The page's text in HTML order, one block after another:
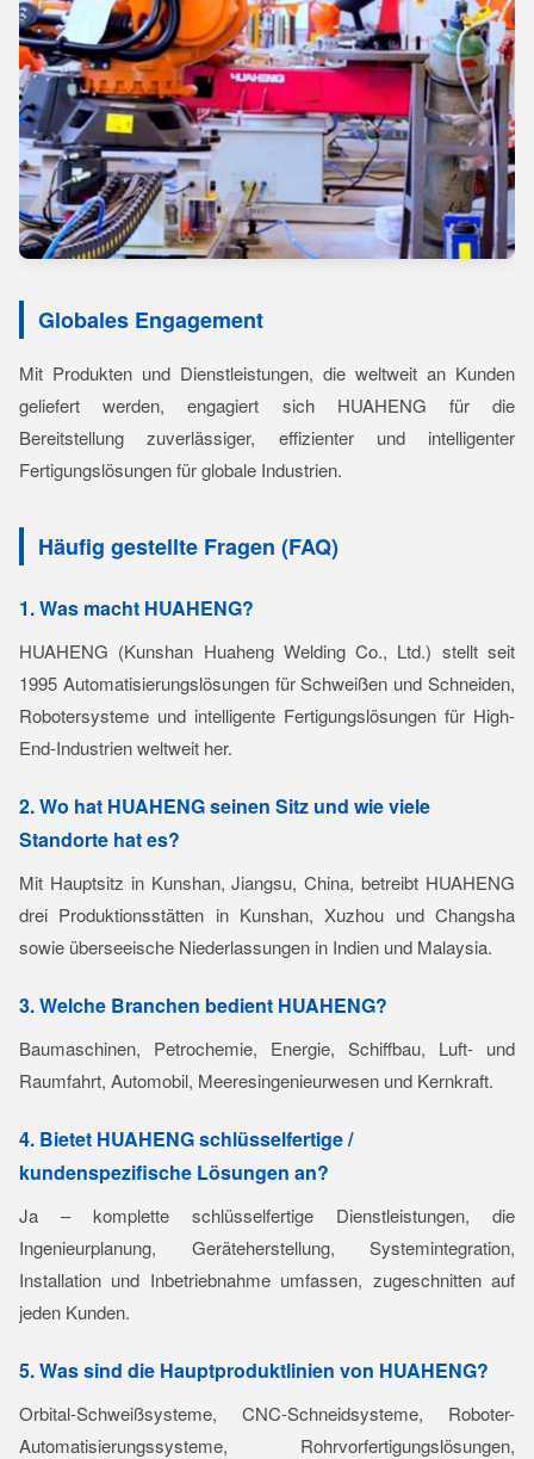
Globales Engagement
Mit Produkten und Dienstleistungen, die weltweit an Kunden
geliefert werden, engagiert sich HUAHENG für die
Bereitstellung zuverlässiger, effizienter und intelligenter
Fertigungslösungen für globale Industrien.
Häufig gestellte Fragen (FAQ)
1. Was macht HUAHENG?
HUAHENG (Kunshan Huaheng Welding Co., Ltd.) stellt seit
1995 Automatisierungslösungen für Schweißen und Schneiden,
Robotersysteme und intelligente Fertigungslösungen für High-
End-Industrien weltweit her.
2. Wo hat HUAHENG seinen Sitz und wie viele
Standorte hat es?
Mit Hauptsitz in Kunshan, Jiangsu, China, betreibt HUAHENG
drei Produktionsstätten in Kunshan, Xuzhou und Changsha
sowie überseeische Niederlassungen in Indien und Malaysia.
3. Welche Branchen bedient HUAHENG?
Baumaschinen, Petrochemie, Energie, Schiffbau, Luft- und
Raumfahrt, Automobil, Meeresingenieurwesen und Kernkraft.
4. Bietet HUAHENG schlüsselfertige /
kundenspezifische Lösungen an?
Ja – komplette schlüsselfertige Dienstleistungen, die
Ingenieurplanung, Geräteherstellung, Systemintegration,
Installation und Inbetriebnahme umfassen, zugeschnitten auf
jeden Kunden.
5. Was sind die Hauptproduktlinien von HUAHENG?
Orbital-Schweißsysteme, CNC-Schneidsysteme, Roboter-
Automatisierungssysteme, Rohrvorfertigungslösungen,